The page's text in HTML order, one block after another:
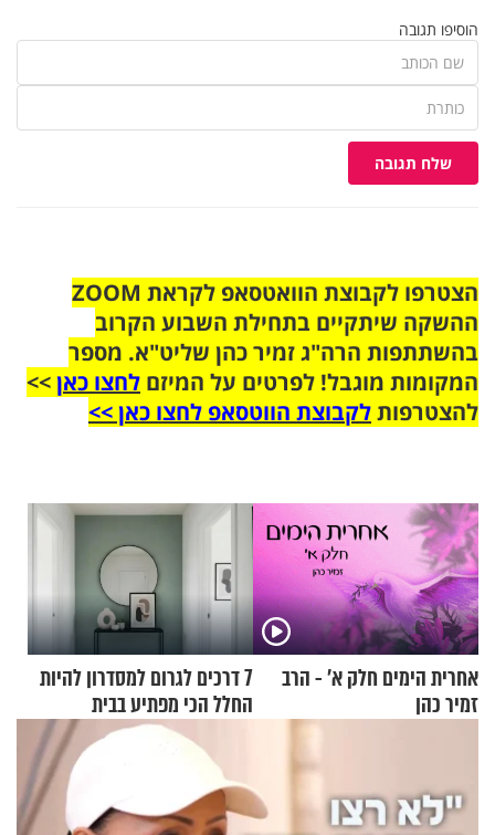
הוסיפו תגובה
שלח תגובה
הצטרפו לקבוצת הוואטסאפ לקראת ZOOM
ההשקה שיתקיים בתחילת השבוע הקרוב
בהשתתפות הרה"ג זמיר כהן שליט"א. מספר
המקומות מוגבל! לפרטים על המיזם לחצו כאן>>
להצטרפותלקבוצת הווטסאפ לחצו כאן >>
אחרית הימים חלק א’ - הרב
זמיר כהן
7 דרכים לגרום למסדרון להיות
החלל הכי מפתיע בבית